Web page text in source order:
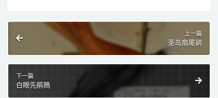
上一篇
圣岛扇尾鹟
下一篇
白眼先鹃鵙